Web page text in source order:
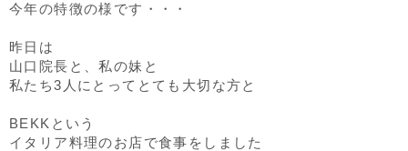
今年の特徴の様です・・・
昨日は
山口院長と、私の妹と
私たち3人にとってとても大切な方と
BEKKという
イタリア料理のお店で食事をしました